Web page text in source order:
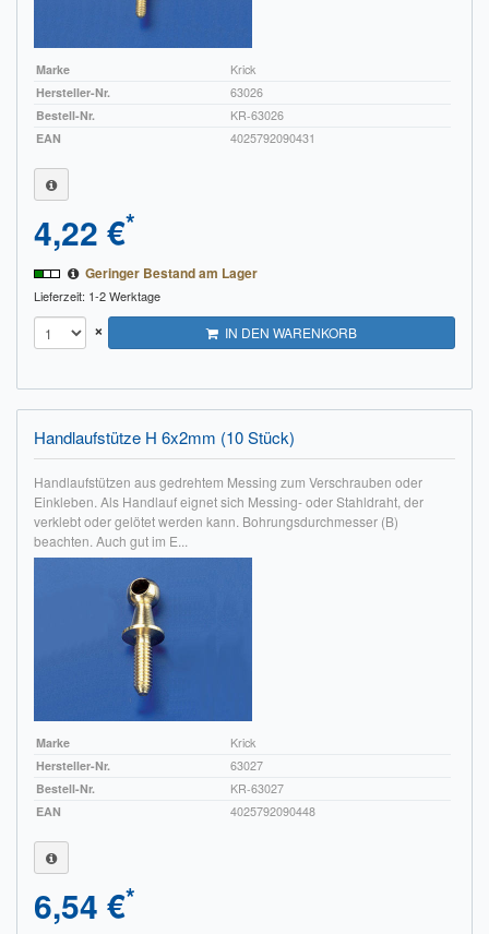
Marke
Krick
Hersteller-Nr.
63026
Bestell-Nr.
KR-63026
EAN
4025792090431
4,22 €*
Geringer Bestand am Lager
Lieferzeit: 1-2 Werktage
× IN DEN WARENKORB
Handlaufstütze H 6x2mm (10 Stück)
Handlaufstützen aus gedrehtem Messing zum Verschrauben oder
Einkleben. Als Handlauf eignet sich Messing- oder Stahldraht, der
verklebt oder gelötet werden kann. Bohrungsdurchmesser (B)
beachten. Auch gut im E...
Marke
Krick
Hersteller-Nr.
63027
Bestell-Nr.
KR-63027
EAN
4025792090448
6,54 €*